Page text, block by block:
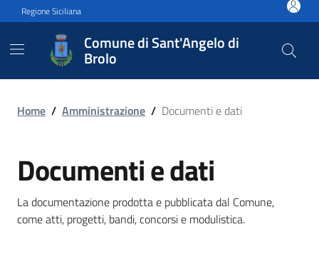
Vai ai contenuti
Vai al footer
Regione Siciliana
Comune di Sant'Angelo di
Brolo
Documenti e dati
Home / Amministrazione / Documenti e dati
Documenti e dati
La documentazione prodotta e pubblicata dal Comune,
come atti, progetti, bandi, concorsi e modulistica.